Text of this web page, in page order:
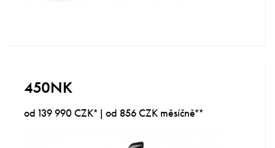
450NK
od 139 990 CZK* | od 856 CZK měsíčně**